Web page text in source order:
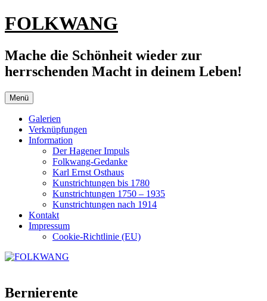
Zum
Inhalt
FOLKWANG
Mache die Schönheit wieder zur
herrschenden Macht in deinem Leben!
Menü
Galerien
Verknüpfungen
Information
Der Hagener Impuls
Folkwang-Gedanke
Karl Ernst Osthaus
Kunstrichtungen bis 1780
Kunstrichtungen 1750 – 1935
Kunstrichtungen nach 1914
Kontakt
Impressum
Cookie-Richtlinie (EU)
Bernierente